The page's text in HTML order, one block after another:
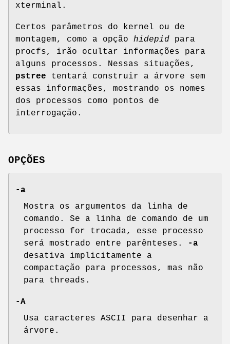
xterminal.
Certos parâmetros do kernel ou de
montagem, como a opção hidepid para
procfs, irão ocultar informações para
alguns processos. Nessas situações,
pstree tentará construir a árvore sem
essas informações, mostrando os nomes
dos processos como pontos de
interrogação.
OPÇÕES
-a
Mostra os argumentos da linha de
comando. Se a linha de comando de um
processo for trocada, esse processo
será mostrado entre parênteses.
-a
desativa implicitamente a
compactação para processos, mas não
para threads.
-A
Usa caracteres ASCII para desenhar a
árvore.